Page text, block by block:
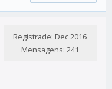
Registrade: Dec 2016
Mensagens: 241